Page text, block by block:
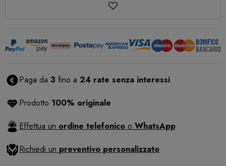
Paga da 3 fino a 24 rate senza interessi
Prodotto 100% originale
Effettua un ordine telefonico o WhatsApp
Richiedi un preventivo personalizzato